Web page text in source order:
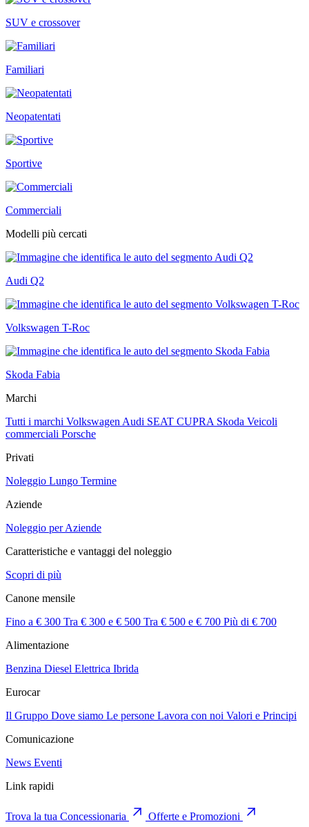
SUV e crossover
Familiari
Neopatentati
Sportive
Commerciali
Modelli più cercati
Audi Q2
Volkswagen T-Roc
Skoda Fabia
Marchi
Tutti i marchi Volkswagen Audi SEAT CUPRA Skoda Veicoli
commerciali Porsche
Privati
Noleggio Lungo Termine
Aziende
Noleggio per Aziende
Caratteristiche e vantaggi del noleggio
Scopri di più
Canone mensile
Fino a € 300 Tra € 300 e € 500 Tra € 500 e € 700 Più di € 700
Alimentazione
Benzina Diesel Elettrica Ibrida
Eurocar
Il Gruppo Dove siamo Le persone Lavora con noi Valori e Principi
Comunicazione
News Eventi
Link rapidi
Trova la tua Concessionaria
Offerte e Promozioni